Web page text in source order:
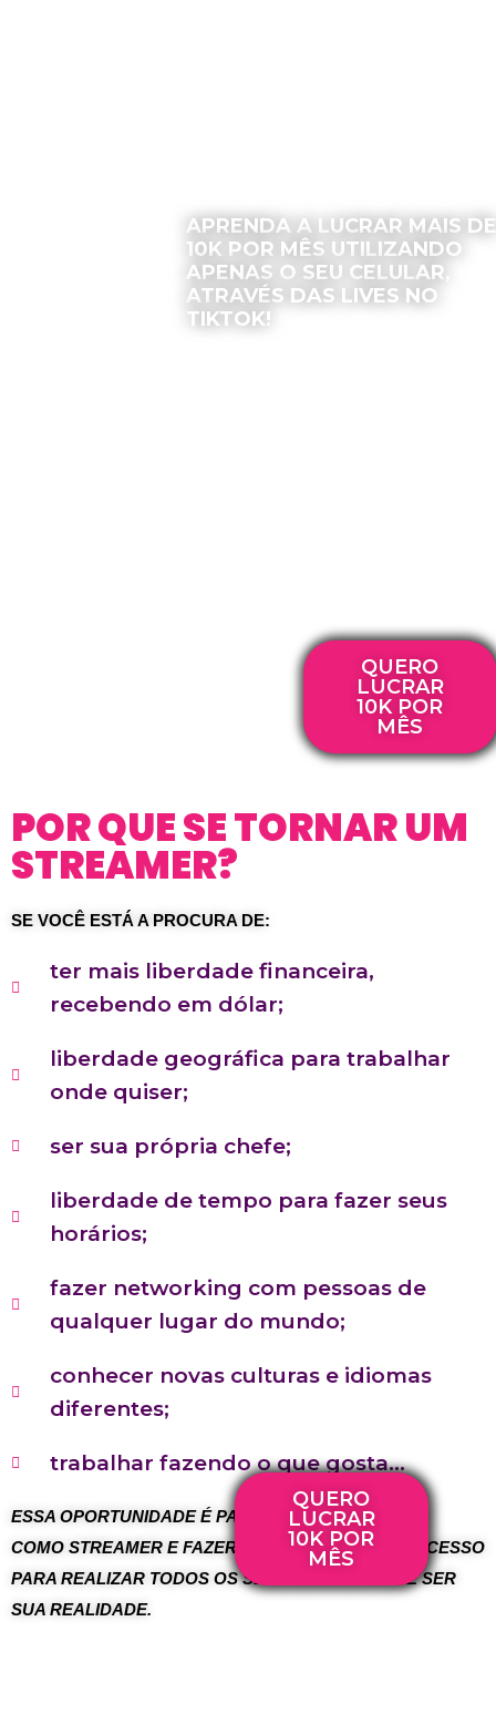
APRENDA A LUCRAR MAIS DE
10K POR MÊS UTILIZANDO
APENAS O SEU CELULAR,
ATRAVÉS DAS LIVES NO
TIKTOK!
QUERO
LUCRAR
10K POR
MÊS
POR QUE SE TORNAR UM
STREAMER?
SE VOCÊ ESTÁ A PROCURA DE:
ter mais liberdade financeira,
recebendo em dólar;
liberdade geográfica para trabalhar
onde quiser;
ser sua própria chefe;
liberdade de tempo para fazer seus
horários;
fazer networking com pessoas de
qualquer lugar do mundo;
conhecer novas culturas e idiomas
diferentes;
trabalhar fazendo o que gosta…
ESSA OPORTUNIDADE É PARA VOCÊ! TRABALHAR
COMO STREAMER E FAZER UMA CARREIRA DE SUCESSO
PARA REALIZAR TODOS OS SEUS SONHOS PODE SER
SUA REALIDADE.
QUERO
LUCRAR
10K POR
MÊS